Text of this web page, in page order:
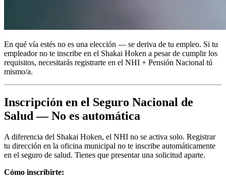
En qué vía estés no es una elección — se deriva de tu empleo. Si tu
empleador no te inscribe en el Shakai Hoken a pesar de cumplir los
requisitos, necesitarás registrarte en el NHI + Pensión Nacional tú
mismo/a.
Inscripción en el Seguro Nacional de
Salud — No es automática
A diferencia del Shakai Hoken, el NHI no se activa solo. Registrar
tu dirección en la oficina municipal no te inscribe automáticamente
en el seguro de salud. Tienes que presentar una solicitud aparte.
Cómo inscribirte: